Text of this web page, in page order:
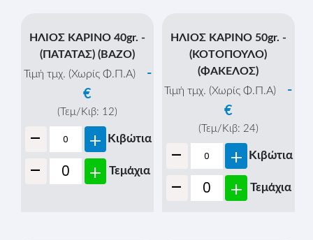
ΗΛΙΟΣ ΚΑΡΙΝΟ 40gr. -
(ΠΑΤΑΤΑΣ) (ΒAΖΟ)
ΗΛΙΟΣ ΚΑΡΙΝΟ 50gr. -
(ΚΟΤΟΠΟΥΛΟ)
(ΦΑΚΕΛΟΣ)